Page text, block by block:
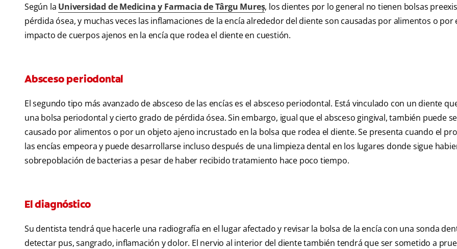
Según la Universidad de Medicina y Farmacia de Târgu Mureș, los dientes por lo general no tienen bolsas
pérdida ósea, y muchas veces las inflamaciones de la encía alrededor del diente son causadas por alimentos o por
impacto de cuerpos ajenos en la encía que rodea el diente en cuestión.
Absceso periodontal
El segundo tipo más avanzado de absceso de las encías es el absceso periodontal. Está vinculado con un diente
una bolsa periodontal y cierto grado de pérdida ósea. Sin embargo, igual que el absceso gingival, también puede
causado por alimentos o por un objeto ajeno incrustado en la bolsa que rodea el diente. Se presenta cuando el
las encías empeora y puede desarrollarse incluso después de una limpieza dental en los lugares donde sigue
sobrepoblación de bacterias a pesar de haber recibido tratamiento hace poco tiempo.
El diagnóstico
Su dentista tendrá que hacerle una radiografía en el lugar afectado y revisar la bolsa de la encía con una sonda
detectar pus, sangrado, inflamación y dolor. El nervio al interior del diente también tendrá que ser sometido a